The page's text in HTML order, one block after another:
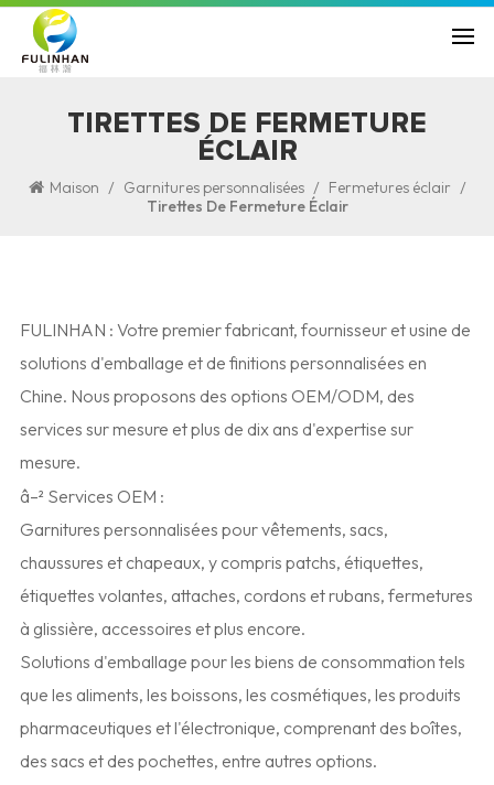
TIRETTES DE FERMETURE
ÉCLAIR
Maison / Garnitures personnalisées / Fermetures éclair /
Tirettes De Fermeture Éclair
FULINHAN : Votre premier fabricant, fournisseur et usine de
solutions d'emballage et de finitions personnalisées en
Chine. Nous proposons des options OEM/ODM, des
services sur mesure et plus de dix ans d'expertise sur
mesure.
â–² Services OEM :
Garnitures personnalisées pour vêtements, sacs,
chaussures et chapeaux, y compris patchs, étiquettes,
étiquettes volantes, attaches, cordons et rubans, fermetures
à glissière, accessoires et plus encore.
Solutions d'emballage pour les biens de consommation tels
que les aliments, les boissons, les cosmétiques, les produits
pharmaceutiques et l'électronique, comprenant des boîtes,
des sacs et des pochettes, entre autres options.